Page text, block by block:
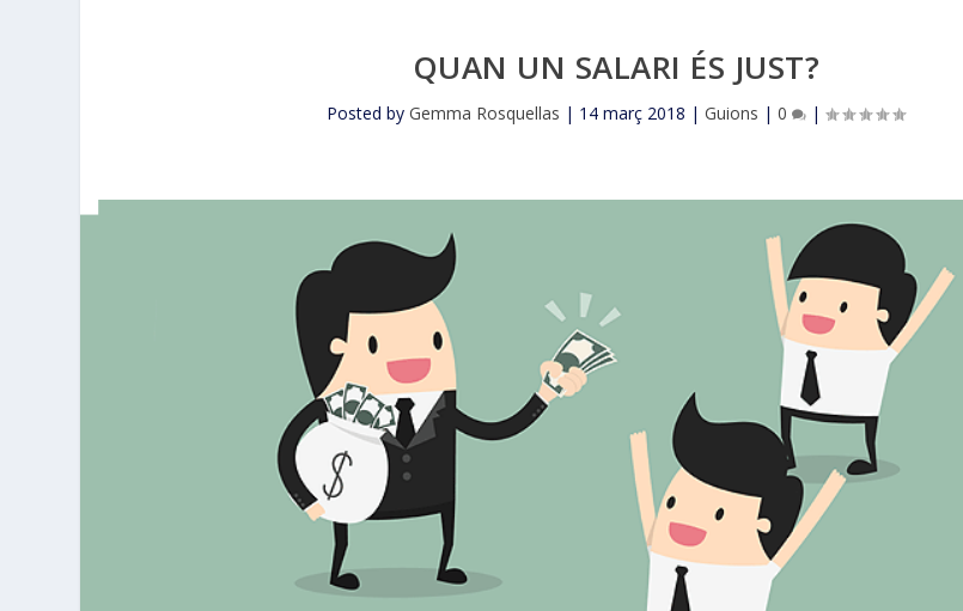
QUAN UN SALARI ÉS JUST?
Posted byGemma Rosquellas | 14 març 2018 |Guions |0 |